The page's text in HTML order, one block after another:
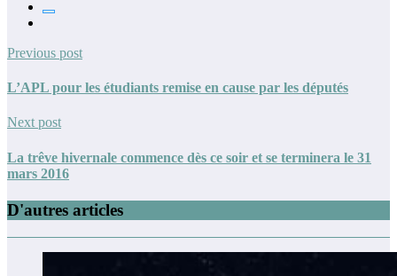
Previous post
L’APL pour les étudiants remise en cause par les députés
Next post
La trêve hivernale commence dès ce soir et se terminera le 31
mars 2016
D'autres articles